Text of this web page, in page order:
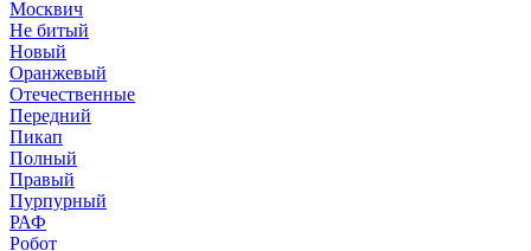
Москвич
Не битый
Новый
Оранжевый
Отечественные
Передний
Пикап
Полный
Правый
Пурпурный
РАФ
Робот